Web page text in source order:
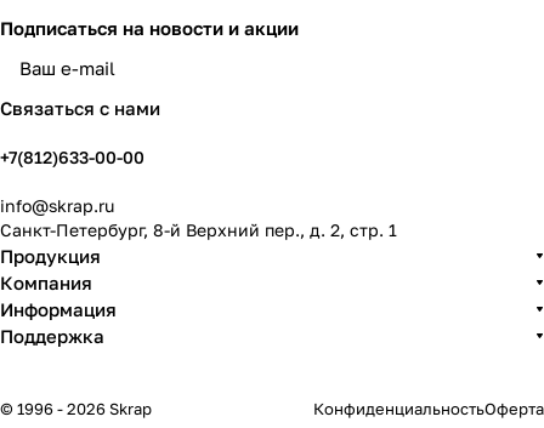
Подписаться на новости и акции
Связаться с нами
+7(812)633-00-00
info@skrap.ru
Санкт-Петербург, 8-й Верхний пер., д. 2, стр. 1
Продукция
Компания
Информация
Поддержка
© 1996 - 2026 Skrap КонфиденциальностьОферта